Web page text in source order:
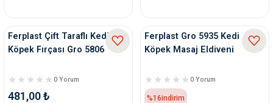
Ferplast Çift Taraflı Kedi
Köpek Fırçası Gro 5806
0 Yorum
481,00 ₺
Ferplast Gro 5935 Kedi
Köpek Masaj Eldiveni
0 Yorum
%16indirim